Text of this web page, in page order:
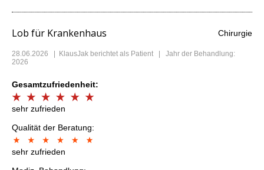
Lob für Krankenhaus Chirurgie
28.06.2026 KlausJak berichtet als Patient | Jahr der Behandlung:
2026
Gesamtzufriedenheit:
sehr zufrieden
Qualität der Beratung:
sehr zufrieden